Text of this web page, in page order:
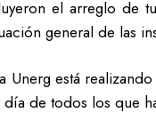
el arreglo de
general de las
está
de todos los que